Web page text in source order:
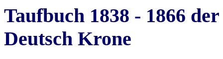
Taufbuch 1838 - 1866
Deutsch Krone